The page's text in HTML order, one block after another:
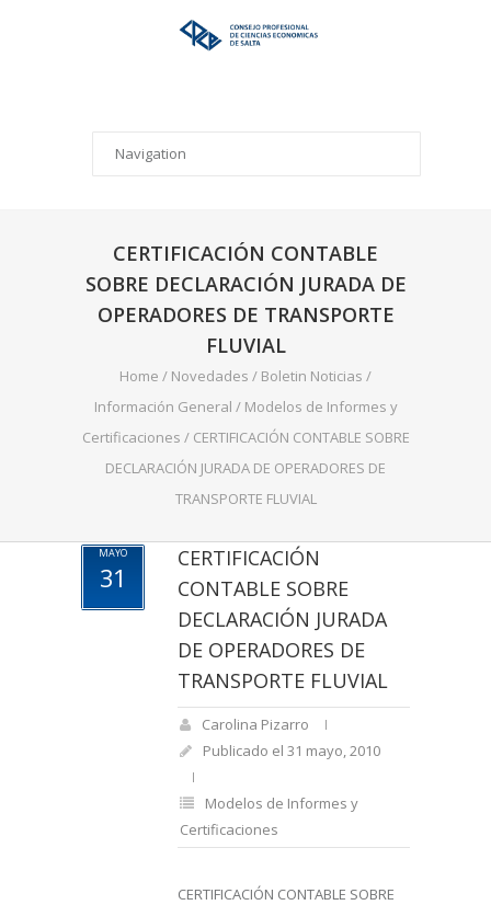
CERTIFICACIÓN CONTABLE
SOBRE DECLARACIÓN JURADA DE
OPERADORES DE TRANSPORTE
FLUVIAL
Home / Novedades / Boletin Noticias /
Información General / Modelos de Informes y
Certificaciones / CERTIFICACIÓN CONTABLE SOBRE
DECLARACIÓN JURADA DE OPERADORES DE
TRANSPORTE FLUVIAL
MAYO
31
CERTIFICACIÓN
CONTABLE SOBRE
DECLARACIÓN JURADA
DE OPERADORES DE
TRANSPORTE FLUVIAL
Carolina Pizarro
Publicado el 31 mayo, 2010
Modelos de Informes y
Certificaciones
CERTIFICACIÓN CONTABLE SOBRE